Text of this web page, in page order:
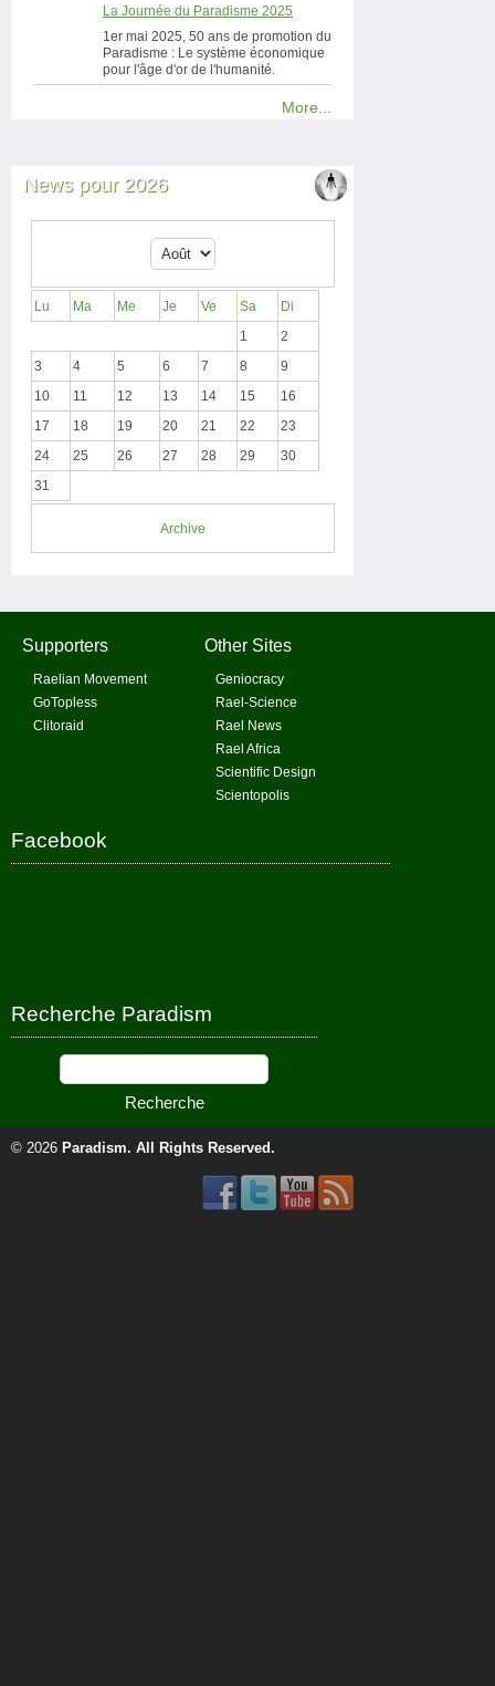
La Journée du Paradisme 2025
1er mai 2025, 50 ans de promotion du
Paradisme : Le système économique
pour l'âge d'or de l'humanité.
More...
News pour 2026
Lu Ma Me Je Ve Sa
Di
1
2
3
4 5 6 7 8
9
10
11 12 13 14 15
16
17
18 19 20 21 22
23
24
25 26 27 28 29
30
31
Archive
Supporters
Raelian Movement
GoTopless
Clitoraid
Other Sites
Geniocracy
Rael-Science
Rael News
Rael Africa
Scientific Design
Scientopolis
Facebook
Recherche Paradism
© 2026 Paradism. All Rights Reserved.